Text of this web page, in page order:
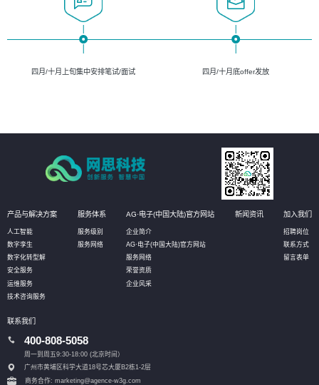
四月/十月上旬集中安排笔试/面试 四月/十月底offer发放
产品与解决方案
人工智能
数字孪生
数字化转型解
安全服务
运维服务
技术咨询服务
服务体系
服务级别
服务网络
AG·电子(中国大陆)官方网站
企业简介
AG·电子(中国大陆)官方网站
服务网络
荣誉资质
企业风采
新闻资讯 加入我们
招聘岗位
联系方式
留言表单
联系我们
400-808-5058
周一到周五9:30-18:00 (北京时间）
广州市黄埔区科学大道18号芯大厦B2栋1-2层
商务合作: marketing@agence-w3g.com